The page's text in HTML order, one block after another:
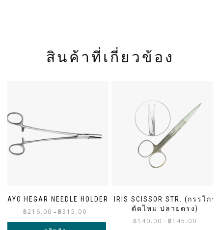
สินค้าที่เกี่ยวข้อง
MAYO HEGAR NEEDLE HOLDER
฿216.00 – ฿315.00
IRIS SCISSOR STR. (กรรไกร
ตัดไหม ปลายตรง)
฿140.00 – ฿145.00